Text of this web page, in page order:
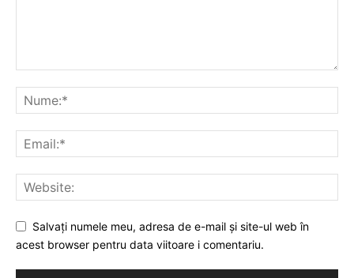
Salvați numele meu, adresa de e-mail și site-ul web în
acest browser pentru data viitoare i comentariu.